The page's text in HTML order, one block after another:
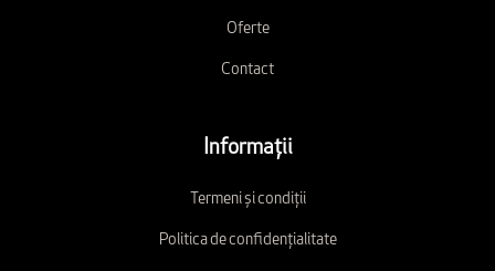
Oferte
Contact
Informații
Termeni și condiții
Politica de confidențialitate